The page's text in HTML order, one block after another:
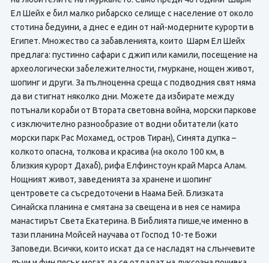
Ел Шейх е бил малко рибарско селище с население от около
стотина бедуини, а днес е един от най-модерните курорти в
Египет. Множество са забавленията, които Шарм Ел Шейх
предлага: пустинно сафари с джип или камили, посещение на
археологически забележителности, гмуркане, нощен живот,
шопинг и други. За пълноценна среща с подводния свят няма
да ви стигнат няколко дни. Можете да избирате между
потънали кораби от Втората световна война, морски паркове
с изключително разнообразие от водни обитатели (като
морски парк Рас Мохамед, остров Тиран), Синята дупка –
колкото опасна, толкова и красива (на около 100 км, в
близкия курорт Дахаб), рифа Елфинстоун край Марса Алам.
Нощният живот, заведенията за хранене и шопинг
центровете са съсредоточени в Наама Бей. Близката
Синайска планина е смятана за свещена и в нея се намира
манастирът Света Екатерина. В Библията пише,че именно в
тази планина Мойсей научава от Господ 10-те Божи
Заповеди. Всички, които искат да се насладят на слънчевите